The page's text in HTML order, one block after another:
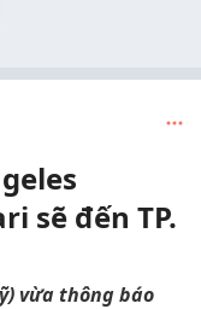
sẽ đến TP.
vừa thông báo